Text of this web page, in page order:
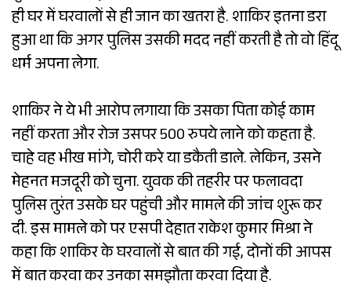
ही घर में घरवालों से ही जान का खतरा है. शाकिर इतना डरा
हुआ था कि अगर पुलिस उसकी मदद नहीं करती है तो वो हिंदू
धर्म अपना लेगा.
शाकिर ने ये भी आरोप लगाया कि उसका पिता कोई काम
नहीं करता और रोज उसपर 500 रुपये लाने को कहता है.
चाहे वह भीख मांगे, चोरी करे या डकैती डाले. लेकिन, उसने
मेहनत मजदूरी को चुना. युवक की तहरीर पर फलावदा
पुलिस तुरंत उसके घर पहुंची और मामले की जांच शुरू कर
दी. इस मामले को पर एसपी देहात राकेश कुमार मिश्रा ने
कहा कि शाकिर के घरवालों से बात की गई, दोनों की आपस
में बात करवा कर उनका समझौता करवा दिया है.